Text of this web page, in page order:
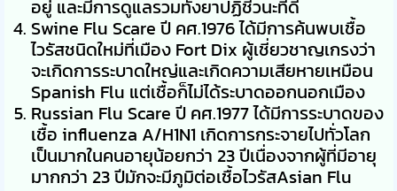
อยู่ และมีการดูแลรวมทั้งยาปฏิชีวนะที่ดี
Swine Flu Scare ปี คศ.1976 ได้มีการค้นพบเชื้อ
ไวรัสชนิดใหม่ที่เมือง Fort Dix ผู้เชี่ยวชาญเกรงว่า
จะเกิดการระบาดใหญ่และเกิดความเสียหายเหมือน
Spanish Flu แต่เชื้อก็ไม่ได้ระบาดออกนอกเมือง
Russian Flu Scare ปี คศ.1977 ได้มีการระบาดของ
เชื้อ influenza A/H1N1 เกิดการกระจายไปทั่วโลก
เป็นมากในคนอายุน้อยกว่า 23 ปีเนื่องจากผู้ที่มีอายุ
มากกว่า 23 ปีมักจะมีภูมิต่อเชื้อไวรัสAsian Flu